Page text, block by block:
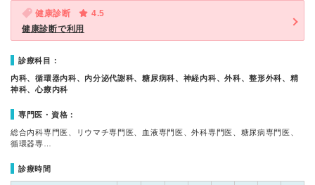
健康診断
4.5
健康診断で利用
診療科目：
内科、循環器内科、内分泌代謝科、糖尿病科、神経内科、外科、整形外科、精
神科、心療内科
専門医・資格：
総合内科専門医、リウマチ専門医、血液専門医、外科専門医、糖尿病専門医、
循環器専…
診療時間